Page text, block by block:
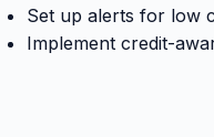
Set up alerts for low
Implement credit-